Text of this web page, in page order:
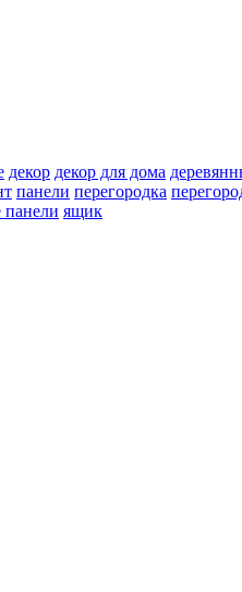
декор декор для дома
панели перегородка
панели ящик